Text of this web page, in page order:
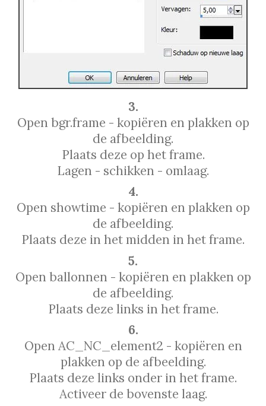
3.
Open bgr.frame - kopiëren en plakken op
de afbeelding.
Plaats deze op het frame.
Lagen - schikken - omlaag.
4.
Open showtime - kopiëren en plakken op
de afbeelding.
Plaats deze in het midden in het frame.
5.
Open ballonnen - kopiëren en plakken op
de afbeelding.
Plaats deze links in het frame.
6.
Open AC_NC_element2 - kopiëren en
plakken op de afbeelding.
Plaats deze links onder in het frame.
Activeer de bovenste laag.